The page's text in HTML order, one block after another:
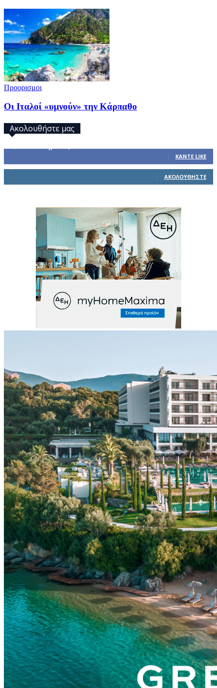
Προορισμοι
Οι Ιταλοί «υμνούν» την Κάρπαθο
Ακολουθήστε μας
ΚΆΝΤΕ LIKE
ΑΚΟΛΟΥΘΉΣΤΕ